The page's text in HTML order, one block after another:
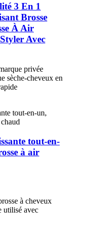
3 En 1
Brosse
À Air
Avec
privée
sèche-cheveux en
tout-en-
à air
à cheveux
utilisé avec